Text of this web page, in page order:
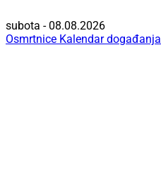
subota - 08.08.2026
Osmrtnice Kalendar događanja